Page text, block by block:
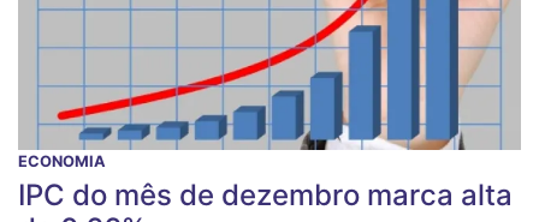
ECONOMIA
IPC do mês de dezembro marca alta